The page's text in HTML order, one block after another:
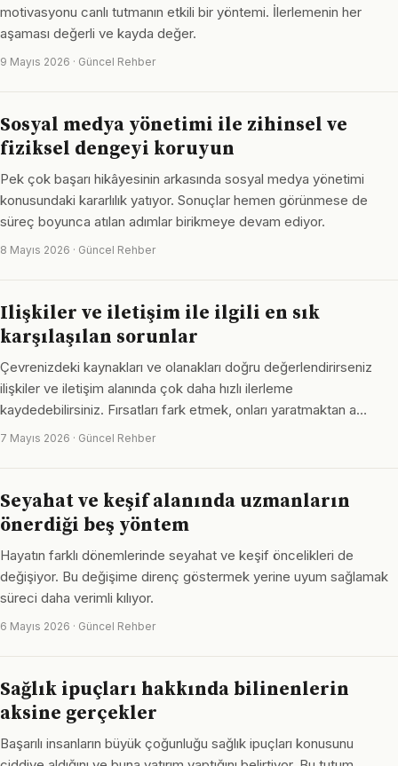
motivasyonu canlı tutmanın etkili bir yöntemi. İlerlemenin her
aşaması değerli ve kayda değer.
9 Mayıs 2026 · Güncel Rehber
Sosyal medya yönetimi ile zihinsel ve
fiziksel dengeyi koruyun
Pek çok başarı hikâyesinin arkasında sosyal medya yönetimi
konusundaki kararlılık yatıyor. Sonuçlar hemen görünmese de
süreç boyunca atılan adımlar birikmeye devam ediyor.
8 Mayıs 2026 · Güncel Rehber
Ilişkiler ve iletişim ile ilgili en sık
karşılaşılan sorunlar
Çevrenizdeki kaynakları ve olanakları doğru değerlendirirseniz
ilişkiler ve iletişim alanında çok daha hızlı ilerleme
kaydedebilirsiniz. Fırsatları fark etmek, onları yaratmaktan a…
7 Mayıs 2026 · Güncel Rehber
Seyahat ve keşif alanında uzmanların
önerdiği beş yöntem
Hayatın farklı dönemlerinde seyahat ve keşif öncelikleri de
değişiyor. Bu değişime direnç göstermek yerine uyum sağlamak
süreci daha verimli kılıyor.
6 Mayıs 2026 · Güncel Rehber
Sağlık ipuçları hakkında bilinenlerin
aksine gerçekler
Başarılı insanların büyük çoğunluğu sağlık ipuçları konusunu